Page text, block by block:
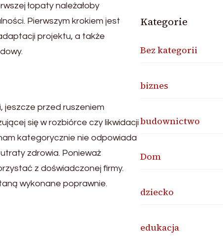
łopaty należałoby
Pierwszym krokiem jest
projektu, a także
jeszcze przed ruszeniem
się w rozbiórce czy likwidacji
kategorycznie nie odpowiada
zdrowia. Ponieważ
z doświadczonej firmy.
wykonane poprawnie.
Kategorie
Bez kategorii
biznes
budownictwo
Dom
dziecko
edukacja